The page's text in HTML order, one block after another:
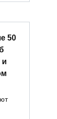
50
и